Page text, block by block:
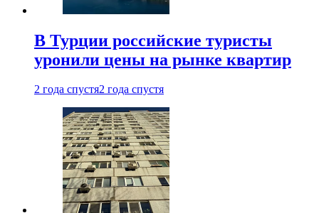
В Турции российские туристы
уронили цены на рынке квартир
2 года спустя2 года спустя